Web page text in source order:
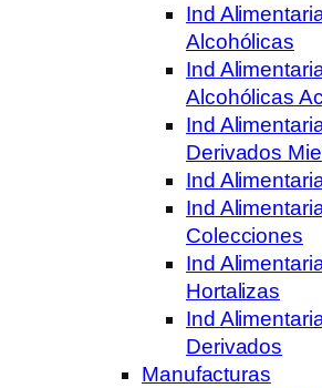
Ind
Alcohólicas
Ind
Alcohólicas
Ind
Derivados
Ind
Ind
Colecciones
Ind
Hortalizas
Ind
Derivados
Manufacturas